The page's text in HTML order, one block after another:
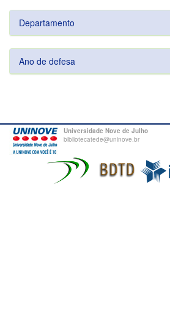
Departamento
Ano de defesa
Universidade Nove de Julho
bibliotecatede@uninove.br